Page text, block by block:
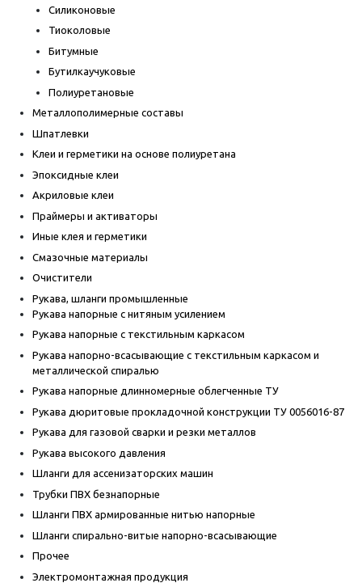
Силиконовые
Тиоколовые
Битумные
Бутилкаучуковые
Полиуретановые
Металлополимерные составы
Шпатлевки
Клеи и герметики на основе полиуретана
Эпоксидные клеи
Акриловые клеи
Праймеры и активаторы
Иные клея и герметики
Смазочные материалы
Очистители
Рукава, шланги промышленные
Рукава напорные с нитяным усилением
Рукава напорные с текстильным каркасом
Рукава напорно-всасывающие с текстильным каркасом и
металлической спиралью
Рукава напорные длинномерные облегченные ТУ
Рукава дюритовые прокладочной конструкции ТУ 0056016-87
Рукава для газовой сварки и резки металлов
Рукава высокого давления
Шланги для ассенизаторских машин
Трубки ПВХ безнапорные
Шланги ПВХ армированные нитью напорные
Шланги спирально-витые напорно-всасывающие
Прочее
Электромонтажная продукция